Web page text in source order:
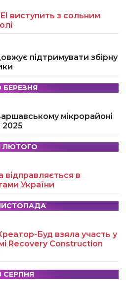
виступить з сольним
підтримувати збірну
БЕРЕЗНЯ
мікрорайоні
2025
ЛЮТОГО
відправляється в
України
Буд взяла участь у
Recovery Construction
СЕРПНЯ